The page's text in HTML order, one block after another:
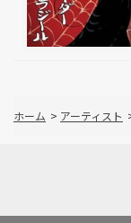
ホーム > アーティスト